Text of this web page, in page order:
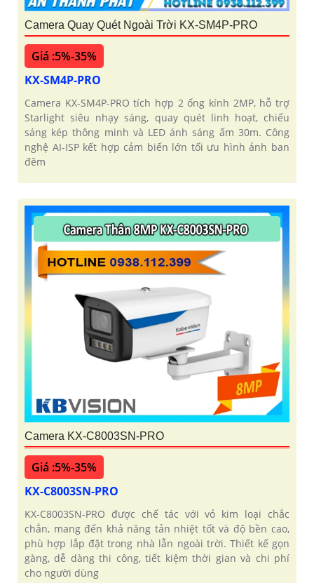
Camera Quay Quét Ngoài Trời KX-SM4P-PRO
Giá :5%-35%
KX-SM4P-PRO
Camera KX-SM4P-PRO tích hợp 2 ống kính 2MP, hỗ trợ
Starlight siêu nhạy sáng, quay quét linh hoạt, chiếu
sáng kép thông minh và LED ánh sáng ấm 30m. Công
nghệ AI-ISP kết hợp cảm biến lớn tối ưu hình ảnh ban
đêm
Camera KX-C8003SN-PRO
Giá :5%-35%
KX-C8003SN-PRO
KX-C8003SN-PRO được chế tác với vỏ kim loại chắc
chắn, mang đến khả năng tản nhiệt tốt và độ bền cao,
phù hợp lắp đặt trong nhà lẫn ngoài trời. Thiết kế gọn
gàng, dễ dàng thi công, tiết kiệm thời gian và chi phí
cho người dùng